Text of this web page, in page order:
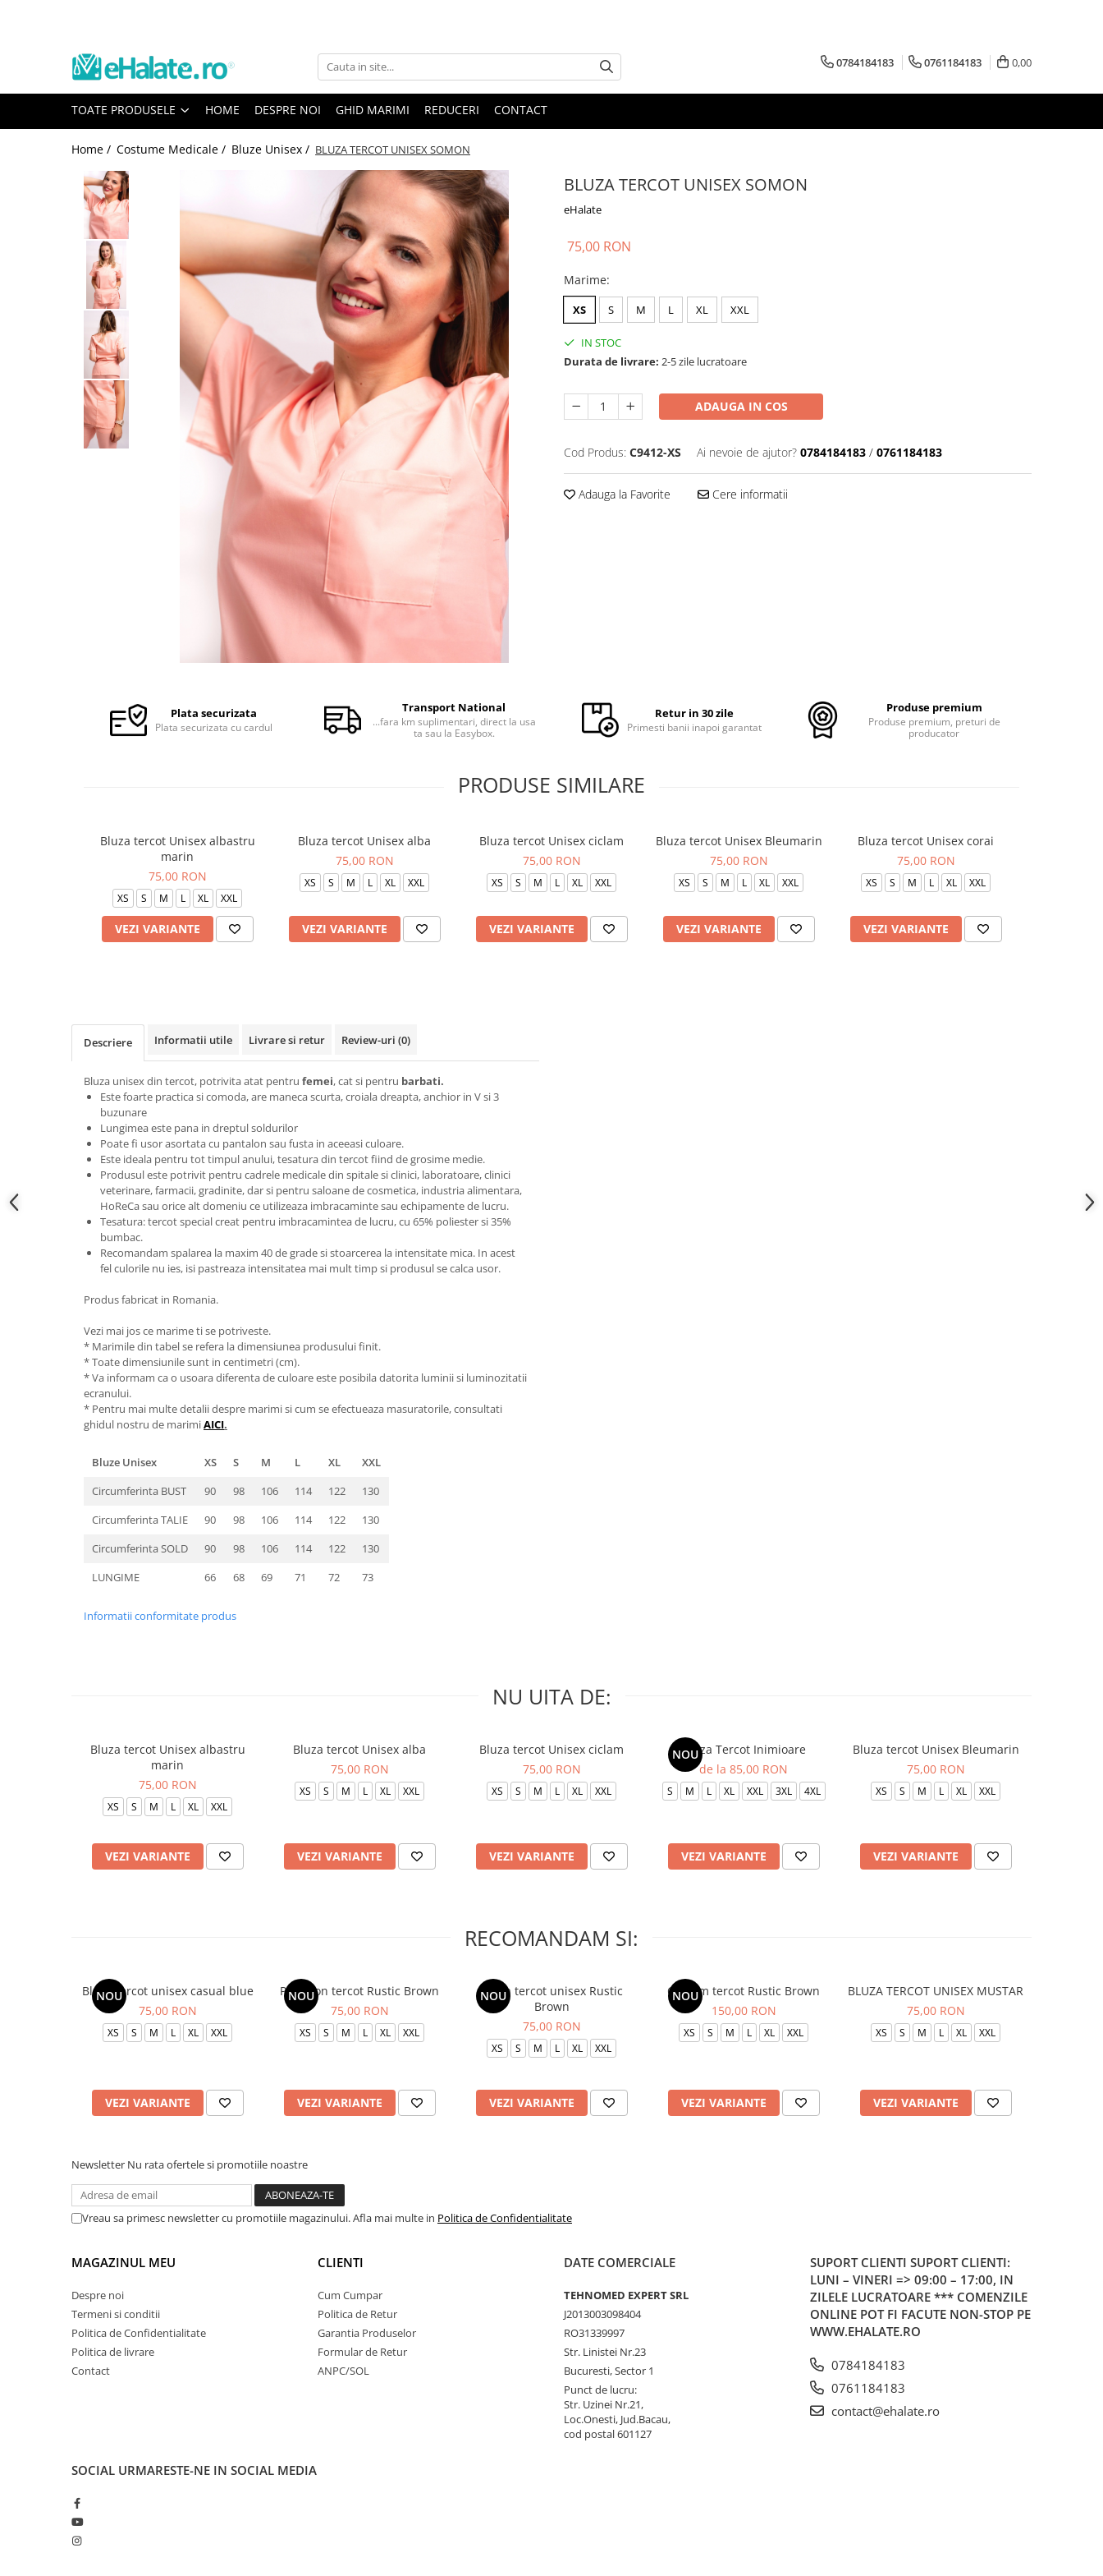
Toate Produsele
Bluze Unisex
Bluze Medicale
Bluze unisex cu imprimeuri
Bluze medicale uni
Halate medicale
Halate Bianca
Halate medicale femei
Halate medicale barbati
Halate medicale P2 cu fluturas
Halate medicale cu nasturi
Tricouri de lucru
0784184183 0761184183 0,00
TOATE PRODUSELE HOME DESPRE NOI GHID MARIMI REDUCERI CONTACT
Home / Costume Medicale / Bluze Unisex / BLUZA TERCOT UNISEX SOMON
BLUZA TERCOT UNISEX SOMON
eHalate
Facebook
75,00 RON
Marime:
XS S M L XL XXL
IN STOC
Durata de livrare: 2-5 zile lucratoare
ADAUGA IN COS
Cod Produs: C9412-XS Ai nevoie de ajutor? 0784184183 / 0761184183
Adauga la Favorite Cere informatii
Plata securizata
Plata securizata cu cardul
Transport National
...fara km suplimentari, direct la usa
ta sau la Easybox.
Retur in 30 zile
Primesti banii inapoi garantat
Produse premium
Produse premium, preturi de
producator
PRODUSE SIMILARE
Bluza tercot Unisex albastru
marin
75,00 RON
XS S M L XL XXL
VEZI VARIANTE
Bluza tercot Unisex alba
75,00 RON
XS S M L XL XXL
VEZI VARIANTE
Bluza tercot Unisex ciclam
75,00 RON
XS S M L XL XXL
VEZI VARIANTE
Bluza tercot Unisex Bleumarin
75,00 RON
XS S M L XL XXL
VEZI VARIANTE
Bluza tercot Unisex corai
75,00 RON
XS S M L XL XXL
VEZI VARIANTE
Descriere Informatii utile Livrare si retur Review-uri (0)
Bluza unisex din tercot, potrivita atat pentru femei, cat si pentru barbati.
Este foarte practica si comoda, are maneca scurta, croiala dreapta, anchior in V si 3
buzunare
Lungimea este pana in dreptul soldurilor
Poate fi usor asortata cu pantalon sau fusta in aceeasi culoare.
Este ideala pentru tot timpul anului, tesatura din tercot fiind de grosime medie.
Produsul este potrivit pentru cadrele medicale din spitale si clinici, laboratoare, clinici
veterinare, farmacii, gradinite, dar si pentru saloane de cosmetica, industria alimentara,
HoReCa sau orice alt domeniu ce utilizeaza imbracaminte sau echipamente de lucru.
Tesatura: tercot special creat pentru imbracamintea de lucru, cu 65% poliester si 35%
bumbac.
Recomandam spalarea la maxim 40 de grade si stoarcerea la intensitate mica. In acest
fel culorile nu ies, isi pastreaza intensitatea mai mult timp si produsul se calca usor.
Produs fabricat in Romania.
Vezi mai jos ce marime ti se potriveste.
* Marimile din tabel se refera la dimensiunea produsului finit.
* Toate dimensiunile sunt in centimetri (cm).
* Va informam ca o usoara diferenta de culoare este posibila datorita luminii si luminozitatii
ecranului.
* Pentru mai multe detalii despre marimi si cum se efectueaza masuratorile, consultati
ghidul nostru de marimiAICI.
Bluze Unisex XS S M L XL
XXL
Circumferinta BUST
90 98 106 114 122
130
Circumferinta TALIE
90 98 106 114 122
130
Circumferinta SOLD
90 98 106 114 122
130
LUNGIME
66 68 69 71 72 73
Informatii conformitate produs
NU UITA DE:
Bluza tercot Unisex albastru
marin
75,00 RON
XS S M L XL XXL
VEZI VARIANTE
Bluza tercot Unisex alba
75,00 RON
XS S M L XL XXL
VEZI VARIANTE
Bluza tercot Unisex ciclam
75,00 RON
XS S M L XL XXL
VEZI VARIANTE
NOU
Bluza Tercot Inimioare
de la 85,00 RON
S M L XL XXL 3XL 4XL
VEZI VARIANTE
Bluza tercot Unisex Bleumarin
75,00 RON
XS S M L XL XXL
VEZI VARIANTE
RECOMANDAM SI:
NOU
Bluza tercot unisex casual blue
75,00 RON
XS S M L XL XXL
VEZI VARIANTE
NOU
Pantalon tercot Rustic Brown
75,00 RON
XS S M L XL XXL
VEZI VARIANTE
NOU
Bluza tercot unisex Rustic
Brown
75,00 RON
XS S M L XL XXL
VEZI VARIANTE
NOU
Costum tercot Rustic Brown
150,00 RON
XS S M L XL XXL
VEZI VARIANTE
BLUZA TERCOT UNISEX MUSTAR
75,00 RON
XS S M L XL XXL
VEZI VARIANTE
Newsletter Nu rata ofertele si promotiile noastre
Vreau sa primesc newsletter cu promotiile magazinului. Afla mai multe in Politica de Confidentialitate
MAGAZINUL MEU
Despre noi
Termeni si conditii
Politica de Confidentialitate
Politica de livrare
Contact
CLIENTI
Cum Cumpar
Politica de Retur
Garantia Produselor
Formular de Retur
ANPC/SOL
DATE COMERCIALE
TEHNOMED EXPERT SRL
J2013003098404
RO31339997
Str. Linistei Nr.23
Bucuresti, Sector 1
Punct de lucru:
Str. Uzinei Nr.21,
Loc.Onesti, Jud.Bacau,
cod postal 601127
SUPORT CLIENTI SUPORT CLIENTI:
LUNI – VINERI => 09:00 – 17:00, IN
ZILELE LUCRATOARE *** COMENZILE
ONLINE POT FI FACUTE NON-STOP PE
WWW.EHALATE.RO
0784184183
0761184183
contact@ehalate.ro
SOCIAL URMARESTE-NE IN SOCIAL MEDIA